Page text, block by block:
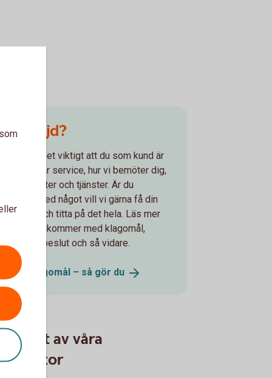
nöjd?
För oss är det viktigt att du som kund är
nöjd med vår service, hur vi bemöter dig,
våra produkter och tjänster. Är du
missnöjd med något vill vi gärna få din
och titta på det hela. Läs mer
om hur du inkommer med klagomål,
beslut och så vidare.
Lämna klagomål – så gör du
ett av våra